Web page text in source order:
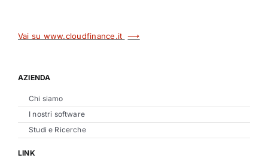
Vai su www.cloudfinance.it ⟶
AZIENDA
Chi siamo
I nostri software
Studi e Ricerche
LINK